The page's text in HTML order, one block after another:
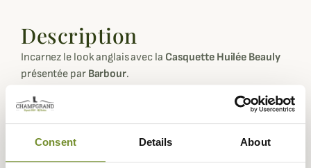
Consent Details About
Description
Incarnez le look anglais avec la Casquette Huilée Beauly
présentée par Barbour.
Ce modèle mixte entièrement fabriqué dans le célèbre
coton huilé qui fait la renommée de la marque, dévoile
pour laquelle vous la portez.